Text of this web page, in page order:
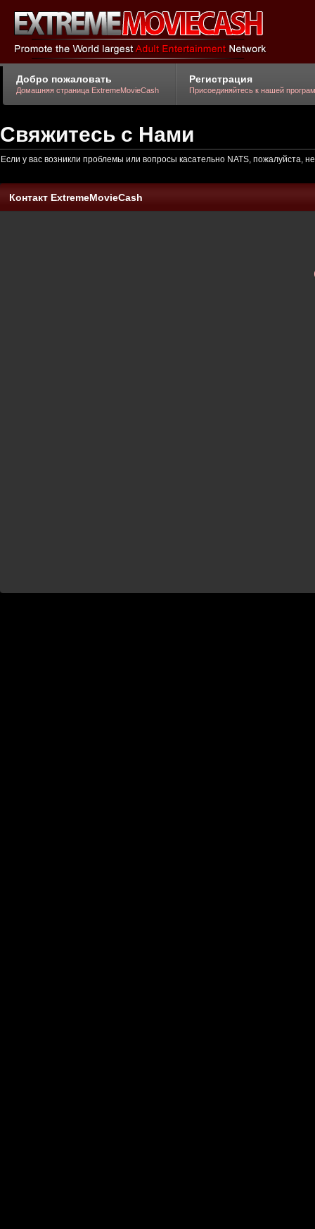
Добро пожаловать
Домашняя страница ExtremeMovieCash
Регистрация
Присоединяйтесь к нашей
Свяжитесь с Нами
Если у вас возникли проблемы или вопросы касательно NATS,
Контакт ExtremeMovieCash